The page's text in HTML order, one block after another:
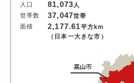
人口 81,073人
世帯数
37,047世帯
面積
2,177.61平方km
（日本一大きな市）